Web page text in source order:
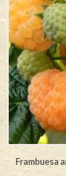
Frambuesa